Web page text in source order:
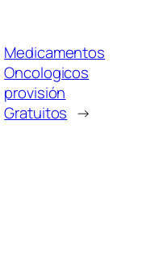
Medicamentos
Oncologicos
provisión
Gratuitos →